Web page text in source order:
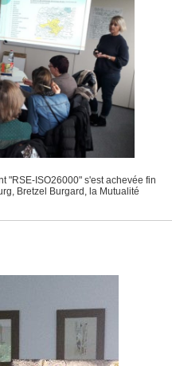
"RSE-ISO26000" s'est achevée fin
Bretzel Burgard, la Mutualité